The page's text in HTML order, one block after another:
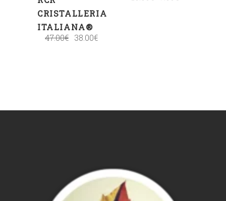
CRISTALLERIA
ITALIANA®
47.00€ 38.00€